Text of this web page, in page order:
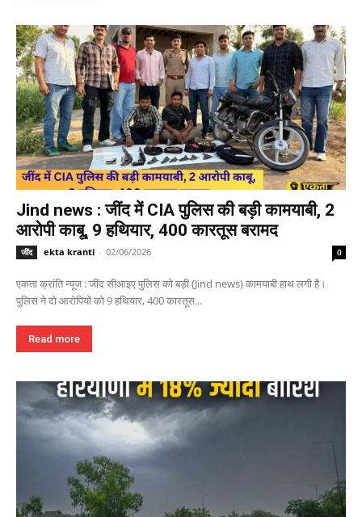
Jind news : जींद में CIA पुलिस की बड़ी कामयाबी, 2
आरोपी काबू, 9 हथियार, 400 कारतूस बरामद
जींद ekta kranti - 02/06/2026 0
एकता क्रांति न्यूज : जींद सीआइए पुलिस को बड़ी (Jind news) कामयाबी हाथ लगी है।
पुलिस ने दो आरोपियों को 9 हथियार, 400 कारतूस...
Read more